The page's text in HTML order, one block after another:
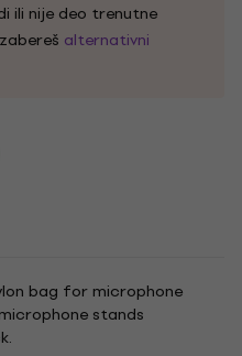
ili nije deo trenutne
alternativni
bag for microphone
stands